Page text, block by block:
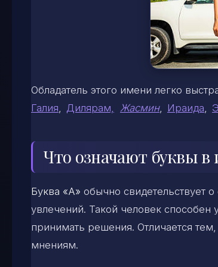
Обладатель этого имени легко
Галия
Дилярам, Жасмин, Ираида
Что означают буквы
Буква «А» обычно свидетельствует
увлечений. Такой человек
принимать решения. Отличается
мнениям.